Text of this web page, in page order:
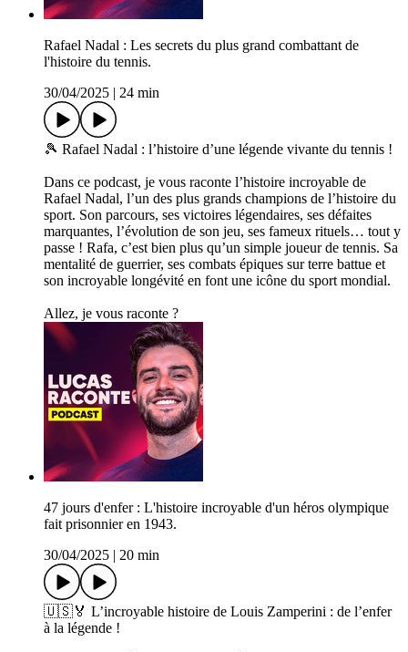
Rafael Nadal : Les secrets du plus grand combattant de
l'histoire du tennis.
30/04/2025
24 min
🎾 Rafael Nadal : l’histoire d’une légende vivante du tennis !
Dans ce podcast, je vous raconte l’histoire incroyable de
Rafael Nadal, l’un des plus grands champions de l’histoire du
sport. Son parcours, ses victoires légendaires, ses défaites
marquantes, l’évolution de son jeu, ses fameux rituels… tout y
passe ! Rafa, c’est bien plus qu’un simple joueur de tennis. Sa
mentalité de guerrier, ses combats épiques sur terre battue et
son incroyable longévité en font une icône du sport mondial.
Allez, je vous raconte ?
47 jours d'enfer : L'histoire incroyable d'un héros olympique
fait prisonnier en 1943.
30/04/2025
20 min
🇺🇸🏅 L’incroyable histoire de Louis Zamperini : de l’enfer
à la légende !